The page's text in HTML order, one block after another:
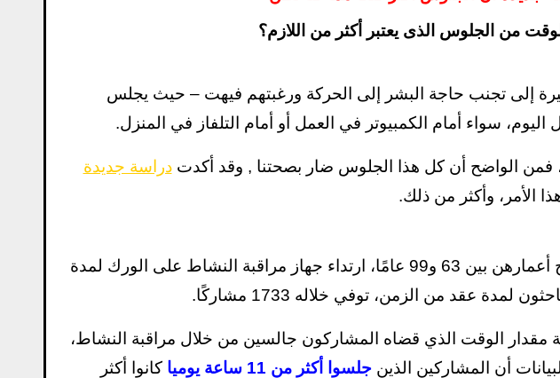
من الجلوس الذى يعتبر أكثر من اللازم؟
إلى تجنب حاجة البشر إلى الحركة ورغبتهم فيهت – حيث يجلس
سواء أمام الكمبيوتر في العمل أو أمام التلفاز في المنزل.
الواضح أن كل هذا الجلوس ضار بصحتنا , وقد أكدتدراسة جديدة
وطُلب من 5856 مشاركة من الإناث، تتراوح أعمارهن بين 63 و99 عامًا، ارتداء جهاز مراقبة النشاط على الورك لمدة
عقد من الزمن، توفي خلاله 1733 مشاركًا.
مقدار الوقت الذي قضاه المشاركون جالسين من خلال مراقبة النشاط،
أن المشاركين الذينجلسوا أكثر من 11 ساعة يوميا
كانوا أكثر